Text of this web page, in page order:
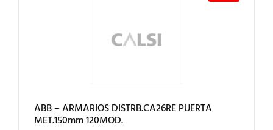
ABB – ARMARIOS DISTRB.CA26RE PUERTA
MET.150mm 120MOD.